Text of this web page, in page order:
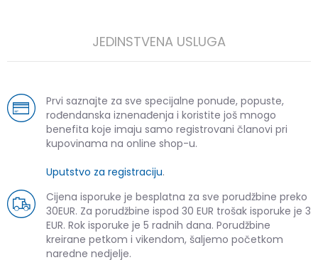
JEDINSTVENA USLUGA
Prvi saznajte za sve specijalne ponude, popuste,
rođendanska iznenađenja i koristite još mnogo
benefita koje imaju samo registrovani članovi pri
kupovinama na online shop-u.
Uputstvo za registraciju.
Cijena isporuke je besplatna za sve porudžbine preko
30EUR. Za porudžbine ispod 30 EUR trošak isporuke je 3
EUR. Rok isporuke je 5 radnih dana. Porudžbine
kreirane petkom i vikendom, šaljemo početkom
naredne nedjelje.